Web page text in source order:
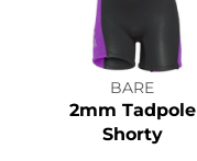
BARE
2mm Tadpole
Shorty